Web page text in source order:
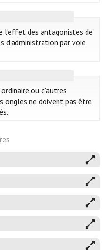
l’effet des antagonistes de
d’administration par voie
ou d’autres
ongles ne doivent pas être